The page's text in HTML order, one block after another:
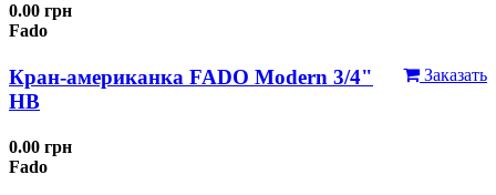
0.00 грн
Fado
Заказать
Кран-американка FADO Modern 3/4"
НВ
0.00 грн
Fado